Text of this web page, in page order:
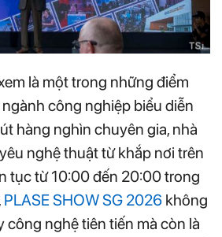
là một trong những điểm
công nghiệp biểu diễn
hàng nghìn chuyên gia, nhà
nghệ thuật từ khắp nơi trên
tục từ 10:00 đến 20:00 trong
PLASE SHOW SG 2026 không
công nghệ tiên tiến mà còn là